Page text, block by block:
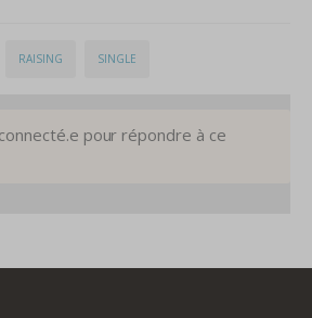
RAISING SINGLE
pour répondre à ce